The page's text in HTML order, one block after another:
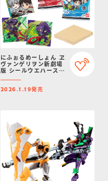
にふぉるめーしょん ヱ
ヴァンゲリヲン新劇場
版 シールウエハース補
クト～
2026.1.19発売